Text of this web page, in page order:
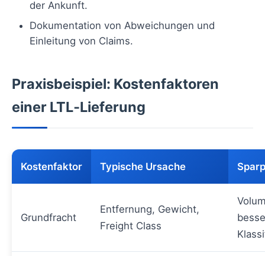
der Ankunft.
Dokumentation von Abweichungen und
Einleitung von Claims.
Praxisbeispiel: Kostenfaktoren
einer LTL‑Lieferung
Kostenfaktor Typische Ursache
Grundfracht
Entfernung, Gewicht,
Freight Class